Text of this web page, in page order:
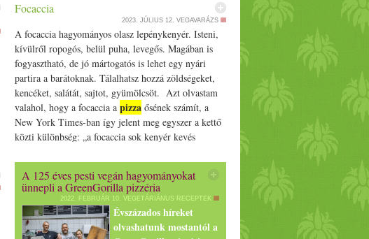
Budapest szívében - újra megnyitott a Vegazzi
Focaccia
2023. JÚLIUS 12. VEGAVARÁZS
A focaccia hagyományos olasz lepénykenyér. Isteni,
kívülről ropogós, belül puha, levegős. Magában is
fogyasztható, de jó mártogatós is lehet egy nyári
partira a barátoknak. Tálalhatsz hozzá zöldségeket,
kencéket, salátát, sajtot, gyümölcsöt. Azt olvastam
valahol, hogy a focaccia a pizzaősének számít, a
New York Times-ban így jelent meg egyszer a kettő
közti különbség: „a focaccia sok kenyér kevés
A tésztája lágy, én szeretem ezeket hosszasan
keleszteni, így éjszaka a hűtőben volt. Ha nincs ennyi
időd, nyugodtan keleszd a konyhapulton, úgy 50-60
perc kelesztés után már sütheted is. Hozzávalók: 40
dkg kenyérliszt 2 kk só 2 kk porélesztő Kb. 3 dl
A 125 éves pesti vegán hagyományokat
ünnepli a GreenGorilla pizzéria
2022. FEBRUÁR 10. VEGETÁRIÁNUS RECEPTEK
Évszázados híreket
olvashatunk mostantól a